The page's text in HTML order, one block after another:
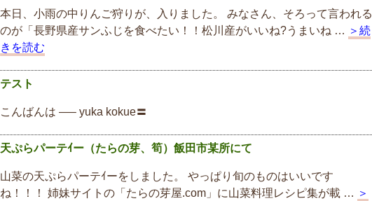
本日、小雨の中りんご狩りが、入りました。 みなさん、そろって言われる
のが「長野県産サンふじを食べたい！！松川産がいいね?うまいね … ＞続
きを読む
テスト
こんばんは —– yuka kokue〓
天ぷらパーテｲー（たらの芽、筍）飯田市某所にて
山菜の天ぷらパーテｲーをしました。 やっぱり旬のものはいいです
ね！！！ 姉妹サイトの「たらの芽屋.com」に山菜料理レシピ集が載 … ＞